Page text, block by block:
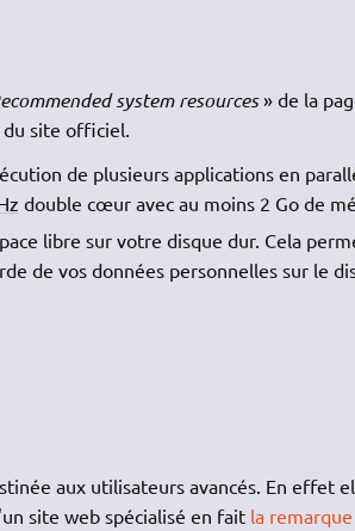
system resources» de la
site officiel.
de plusieurs applications en
double cœur avec au moins 2 Go de
libre sur votre disque dur. Cela
de vos données personnelles sur le
aux utilisateurs avancés. En effet
site web spécialisé en fait la